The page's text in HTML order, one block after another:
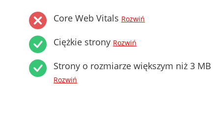
Core Web Vitals Rozwiń
Ciężkie strony Rozwiń
Strony o rozmiarze większym niż 3 MB
Rozwiń